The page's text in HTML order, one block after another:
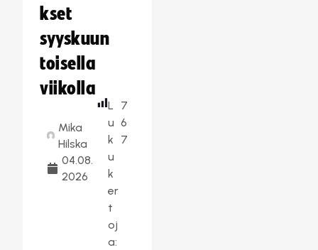
kset
syyskuun
toisella
viikolla
Mika
Hilska
04.08.
2026
L
u
k
u
k
er
t
oj
a:
7
6
7